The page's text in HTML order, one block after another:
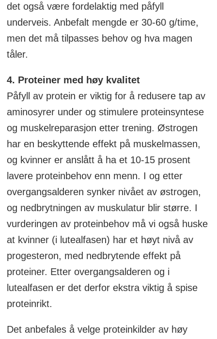
det også være fordelaktig med påfyll
underveis. Anbefalt mengde er 30-60 g/time,
men det må tilpasses behov og hva magen
tåler.
4. Proteiner med høy kvalitet
Påfyll av protein er viktig for å redusere tap av
aminosyrer under og stimulere proteinsyntese
og muskelreparasjon etter trening. Østrogen
har en beskyttende effekt på muskelmassen,
og kvinner er anslått å ha et 10-15 prosent
lavere proteinbehov enn menn. I og etter
overgangsalderen synker nivået av østrogen,
og nedbrytningen av muskulatur blir større. I
vurderingen av proteinbehov må vi også huske
at kvinner (i lutealfasen) har et høyt nivå av
progesteron, med nedbrytende effekt på
proteiner. Etter overgangsalderen og i
lutealfasen er det derfor ekstra viktig å spise
proteinrikt.
Det anbefales å velge proteinkilder av høy